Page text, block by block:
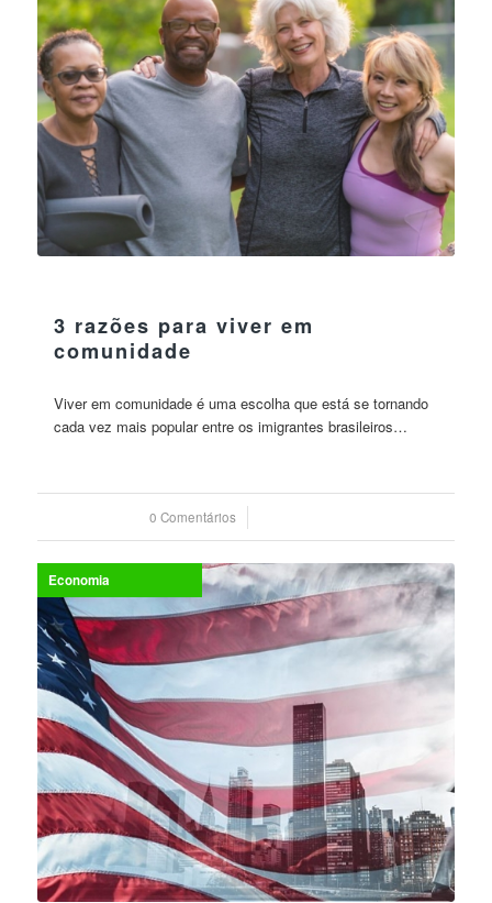
3 razões para viver em
comunidade
Viver em comunidade é uma escolha que está se tornando
cada vez mais popular entre os imigrantes brasileiros…
0 Comentários
/
Economia